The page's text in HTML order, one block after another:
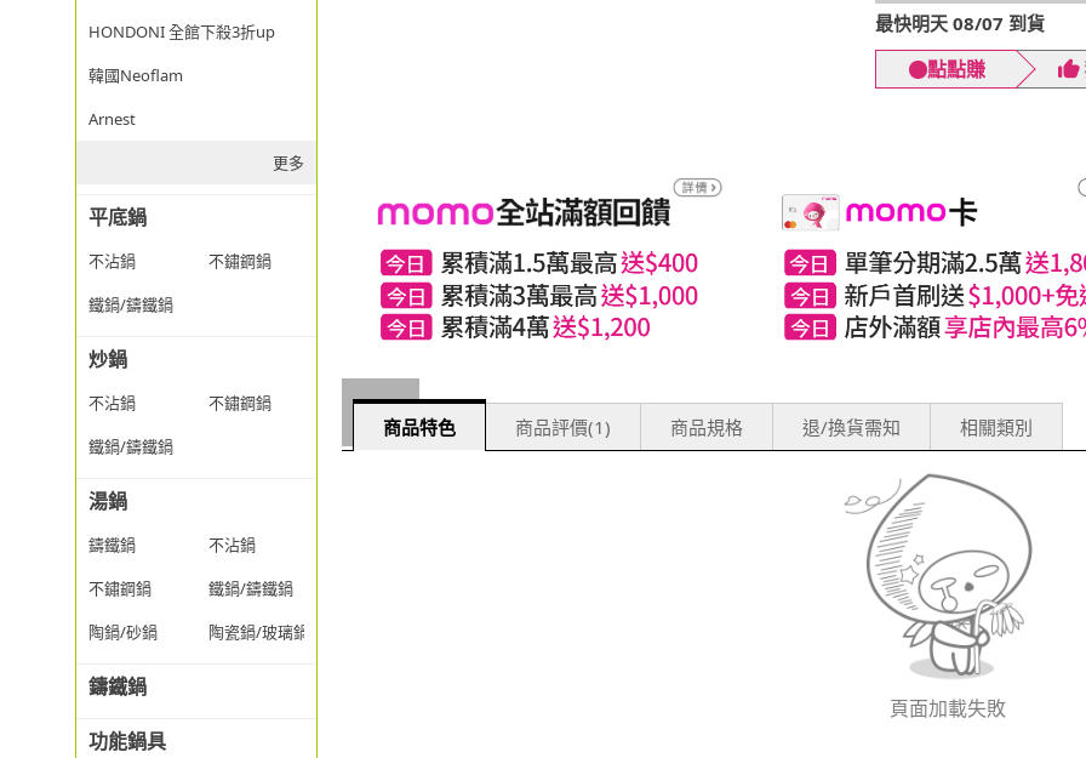
HONDONI 全館下殺3折up
韓國Neoflam
Arnest
更多
平底鍋
不沾鍋
不鏽鋼鍋
鐵鍋/鑄鐵鍋
炒鍋
不沾鍋
不鏽鋼鍋
鐵鍋/鑄鐵鍋
湯鍋
鑄鐵鍋
不沾鍋
不鏽鋼鍋
鐵鍋/鑄鐵鍋
陶鍋/砂鍋
陶瓷鍋/玻璃鍋/透明鍋
鑄鐵鍋
功能鍋具
最快明天 08/07 到貨
點點賺
商品特色 商品評價(1) 商品規格 退/換貨需知 相關類別
頁面加載失敗